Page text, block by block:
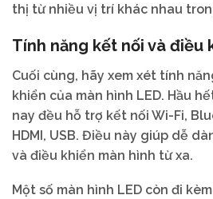
thị từ nhiều vị trí khác nhau
Tính năng kết nối và điều
Cuối cùng, hãy xem xét tính
khiển của màn hình LED. Hầu
nay đều hỗ trợ kết nối Wi-Fi,
HDMI, USB. Điều này giúp dễ
và điều khiển màn hình từ xa.
Một số màn hình LED còn đi